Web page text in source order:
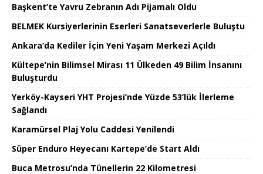
Başkent’te Yavru Zebranın Adı Pijamalı Oldu
BELMEK Kursiyerlerinin Eserleri Sanatseverlerle Buluştu
Ankara’da Kediler İçin Yeni Yaşam Merkezi Açıldı
Kültepe’nin Bilimsel Mirası 11 Ülkeden 49 Bilim İnsanını
Buluşturdu
Yerköy-Kayseri YHT Projesi’nde Yüzde 53’lük İlerleme
Sağlandı
Karamürsel Plaj Yolu Caddesi Yenilendi
Süper Enduro Heyecanı Kartepe’de Start Aldı
Buca Metrosu’nda Tünellerin 22 Kilometresi